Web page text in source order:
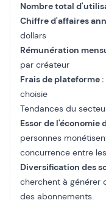
Nombre total
Chiffre d'affaires
dollars
Rémunération
par créateur
Frais de plateforme :
choisie
Tendances du
Essor de l'économie
personnes
concurrence entre
Diversification des
cherchent à générer
des abonnements.